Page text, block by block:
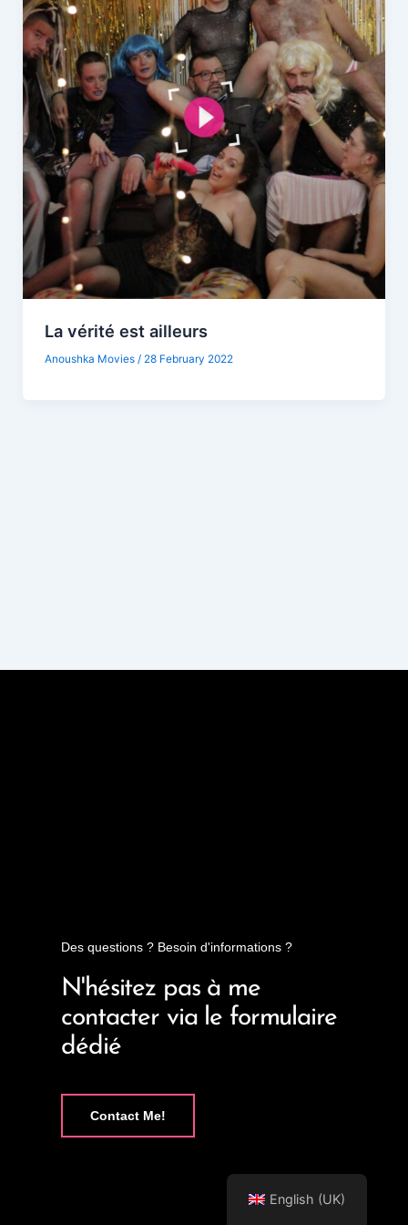
La vérité est ailleurs
Anoushka Movies / 28 February 2022
Des questions ? Besoin d'informations ?
N'hésitez pas à me
contacter via le formulaire
dédié
Contact Me!
English (UK)